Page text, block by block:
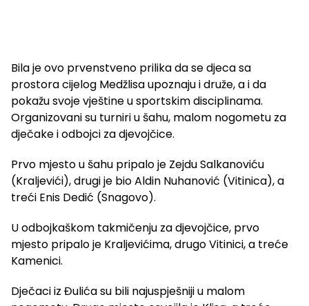
Bila je ovo prvenstveno prilika da se djeca sa
prostora cijelog Medžlisa upoznaju i druže, a i da
pokažu svoje vještine u sportskim disciplinama.
Organizovani su turniri u šahu, malom nogometu za
dječake i odbojci za djevojčice.
Prvo mjesto u šahu pripalo je Zejdu Salkanoviću
(Kraljevići), drugi je bio Aldin Nuhanović (Vitinica), a
treći Enis Dedić (Snagovo).
U odbojkaškom takmičenju za djevojčice, prvo
mjesto pripalo je Kraljevićima, drugo Vitinici, a treće
Kamenici.
Dječaci iz Đulića su bili najuspješniji u malom